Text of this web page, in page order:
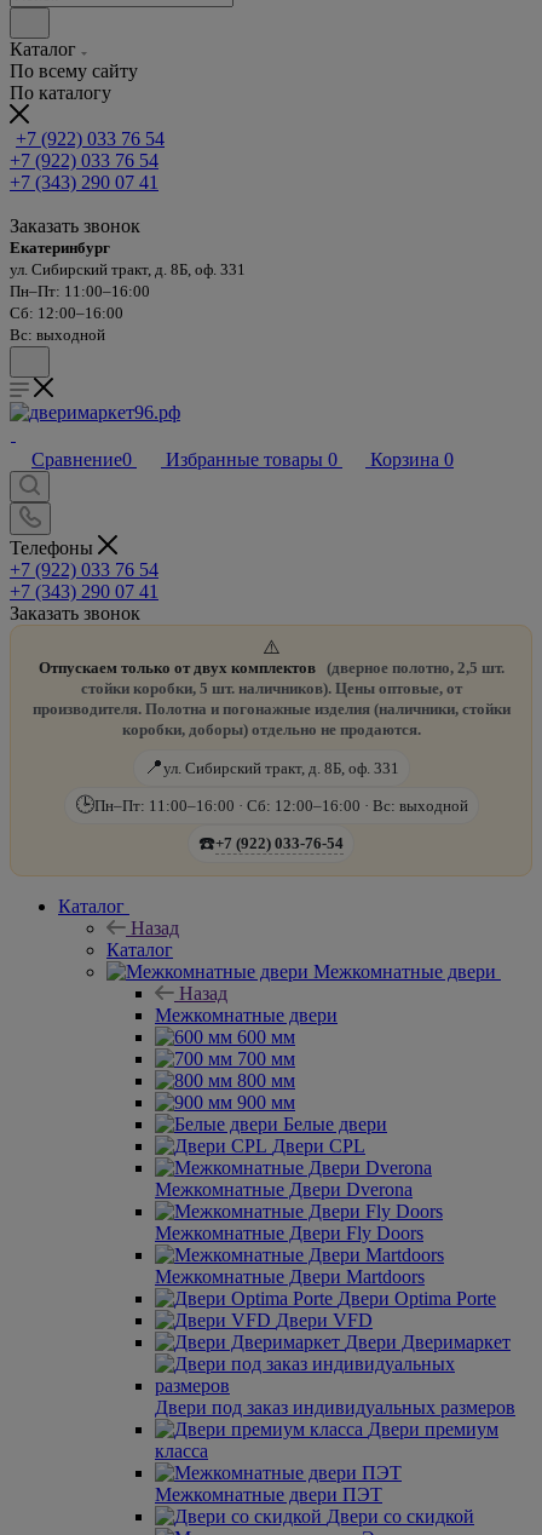
Каталог
По всему сайту
По каталогу
+7 (922) 033 76 54
+7 (922) 033 76 54
+7 (343) 290 07 41
Заказать звонок
Екатеринбург
ул. Сибирский тракт, д. 8Б, оф. 331
Пн–Пт: 11:00–16:00
Сб: 12:00–16:00
Вс: выходной
Сравнение0 Избранные товары 0 Корзина 0
Телефоны
+7 (922) 033 76 54
+7 (343) 290 07 41
Заказать звонок
⚠️
Отпускаем только от двух комплектов
(дверное полотно, 2,5 шт.
стойки коробки, 5 шт. наличников). Цены оптовые, от
производителя. Полотна и погонажные изделия (наличники, стойки
коробки, доборы) отдельно не продаются.
📍ул. Сибирский тракт, д. 8Б, оф. 331
🕒Пн–Пт: 11:00–16:00 · Сб: 12:00–16:00 · Вс: выходной
☎️+7 (922) 033-76-54
Каталог
Назад
Каталог
Межкомнатные двери
Назад
Межкомнатные двери
600 мм
700 мм
800 мм
900 мм
Белые двери
Двери CPL
Межкомнатные Двери Dverona
Межкомнатные Двери Fly Doors
Межкомнатные Двери Martdoors
Двери Optima Porte
Двери VFD
Двери Дверимаркет
Двери под заказ индивидуальных размеров
Двери премиум
класса
Межкомнатные двери ПЭТ
Двери со скидкой